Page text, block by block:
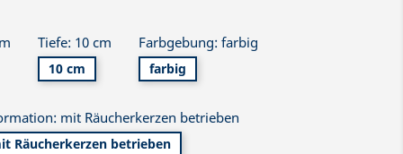
Tiefe: 10 cm
10 cm
Farbgebung: farbig
farbig
mit Räucherkerzen betrieben
Räucherkerzen betrieben